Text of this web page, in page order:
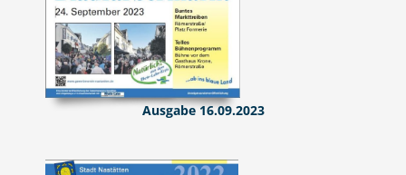
Ausgabe 16.09.2023